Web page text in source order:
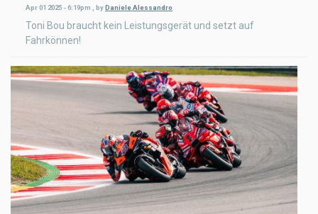
Apr 01 2025 - 6:19pm , by Daniele Alessandro
Toni Bou braucht kein Leistungsgerät und setzt auf
Fahrkönnen!